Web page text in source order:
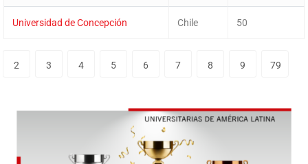
Universidad de Concepción Chile 50
2 3 4 5 6 7 8 9 79